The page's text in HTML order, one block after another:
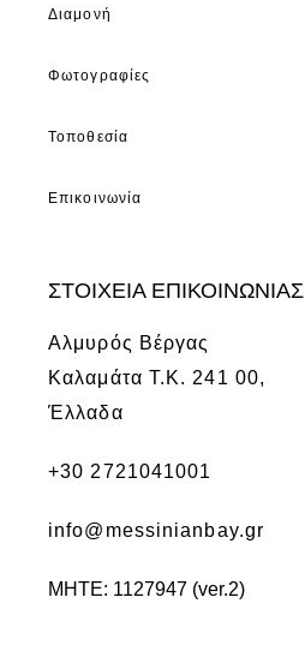
Διαμονή
Φωτογραφίες
Τοποθεσία
Επικοινωνία
ΣΤΟΙΧΕΙΑ ΕΠΙΚΟΙΝΩΝΙΑΣ
Αλμυρός Βέργας
Καλαμάτα Τ.Κ. 241 00,
Έλλαδα
+30 2721041001
info@messinianbay.gr
ΜΗΤΕ: 1127947 (ver.2)